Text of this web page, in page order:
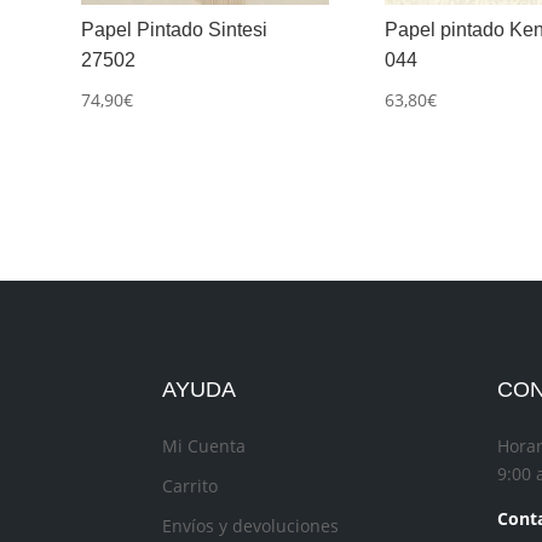
Papel Pintado Sintesi
27502
74,90€
Papel pintado
044
63,80€
AYUDA
Mi Cuenta
Carrito
Envíos y devoluciones
9:00